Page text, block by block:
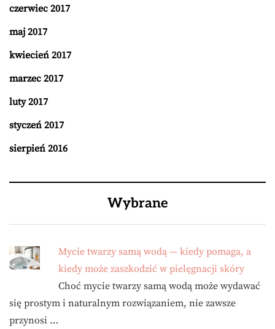
czerwiec 2017
maj 2017
kwiecień 2017
marzec 2017
luty 2017
styczeń 2017
sierpień 2016
Wybrane
Mycie twarzy samą wodą — kiedy pomaga, a
kiedy może zaszkodzić w pielęgnacji skóry
Choć mycie twarzy samą wodą może wydawać
się prostym i naturalnym rozwiązaniem, nie zawsze
przynosi …